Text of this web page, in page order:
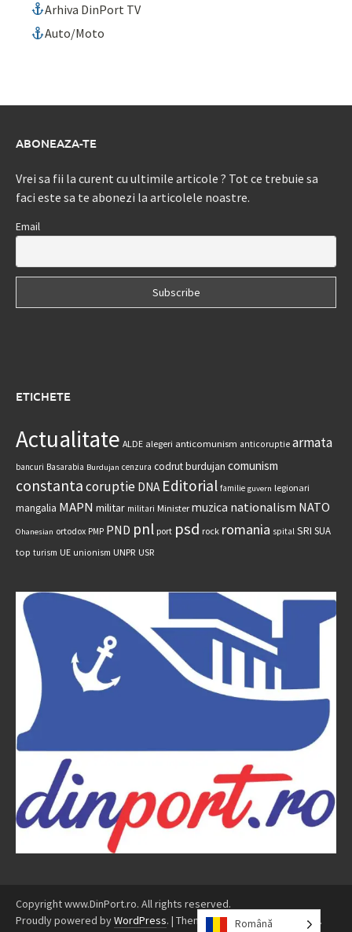
Arhiva DinPort TV
Auto/Moto
ABONEAZA-TE
Vrei sa fii la curent cu ultimile articole ? Tot ce trebuie sa
faci este sa te abonezi la articolele noastre.
Email
ETICHETE
Actualitate ALDE alegeri anticomunism anticoruptie armata
bancuri Basarabia Burdujan cenzura codrut burdujan comunism
constantacoruptie DNA Editorial familie guvern legionari
mangalia MAPN militar militari Minister muzica nationalism NATO
Ohanesian ortodox PMP PND pnl port psd rock romania spital SRI SUA
top turism UE unionism UNPR USR
Copyright www.DinPort.ro. All rights reserved.
Proudly powered byWordPress. | Theme: Awaken byThemezHut .
Română